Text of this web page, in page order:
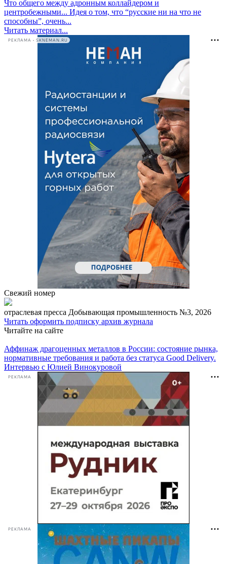
Что общего между адронным коллайдером и
центробежными... Идея о том, что “русские ни на что не
способны”, очень...
Читать материал...
РЕКЛАМА • SKNEMAN.RU
Свежий номер
отраcлевая пресса Добывающая промышленность №3, 2026
Читать оформить подписку архив журнала
Читайте на сайте
Аффинаж драгоценных металлов в России: состояние рынка,
нормативные требования и работа без статуса Good Delivery.
Интервью с Юлией Винокуровой
РЕКЛАМА
РЕКЛАМА